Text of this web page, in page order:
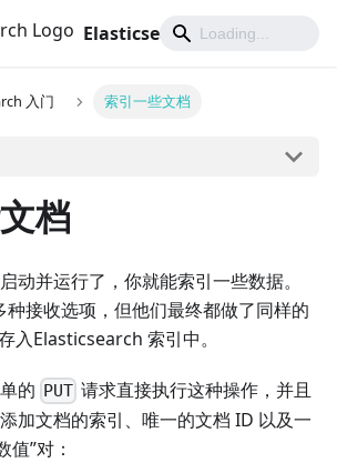
Elasticsearch 中文文档
入门 索引一些文档
档
动并运行了，你就能索引一些数据。
接收选项，但他们最终都做了同样的
入Elasticsearch 索引中。
的 PUT 请求直接执行这种操作，并且
加文档的索引、唯一的文档 ID 以及一
值”对：